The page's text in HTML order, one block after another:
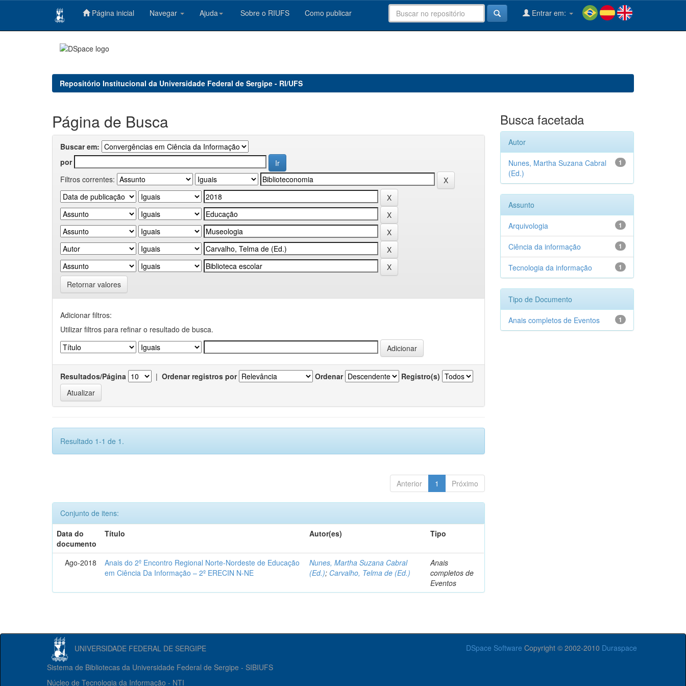
Página inicial Navegar Ajuda Sobre o RIUFS Como publicar Entrar em:
Repositório Institucional da Universidade Federal de Sergipe - RI/UFS
Página de Busca
Buscar em:
por
Filtros correntes:
Retornar valores
Adicionar filtros:
Utilizar filtros para refinar o resultado de busca.
Resultados/Página | Ordenar registros por Ordenar Registro(s)
Resultado 1-1 de 1.
Anterior 1 Próximo
Conjunto de itens:
Data do
documento
Título Autor(es) Tipo
Ago-2018
Anais do 2º Encontro Regional Norte-Nordeste de Educação
em Ciência Da Informação – 2º ERECIN N-NE
Nunes, Martha Suzana Cabral
(Ed.); Carvalho, Telma de (Ed.)
Anais
completos de
Eventos
Busca facetada
Autor
1
Nunes, Martha Suzana Cabral
(Ed.)
Assunto
1
Arquivologia
1
Ciência da informação
1
Tecnologia da informação
Tipo de Documento
1
Anais completos de Eventos
UNIVERSIDADE FEDERAL DE SERGIPE DSpace Software Copyright © 2002-2010 Duraspace
Sistema de Bibliotecas da Universidade Federal de Sergipe - SIBIUFS
Núcleo de Tecnologia da Informação - NTI